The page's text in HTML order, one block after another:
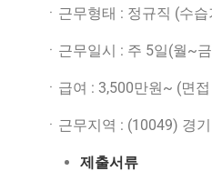
ㆍ근무형태 : 정규직 (수
ㆍ근무일시 : 주 5일(월~
ㆍ급여 : 3,500만원~ (면
ㆍ근무지역 : (10049) 경
제출서류